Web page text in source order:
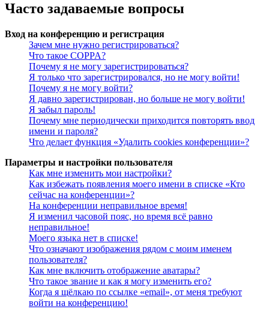
Часто задаваемые вопросы
Вход на конференцию и регистрация
Зачем мне нужно регистрироваться?
Что такое COPPA?
Почему я не могу зарегистрироваться?
Я только что зарегистрировался, но не могу войти!
Почему я не могу войти?
Я давно зарегистрирован, но больше не могу войти!
Я забыл пароль!
Почему мне периодически приходится повторять ввод
имени и пароля?
Что делает функция «Удалить cookies конференции»?
Параметры и настройки пользователя
Как мне изменить мои настройки?
Как избежать появления моего имени в списке «Кто
сейчас на конференции»?
На конференции неправильное время!
Я изменил часовой пояс, но время всё равно
неправильное!
Моего языка нет в списке!
Что означают изображения рядом с моим именем
пользователя?
Как мне включить отображение аватары?
Что такое звание и как я могу изменить его?
Когда я щёлкаю по ссылке «email», от меня требуют
войти на конференцию!